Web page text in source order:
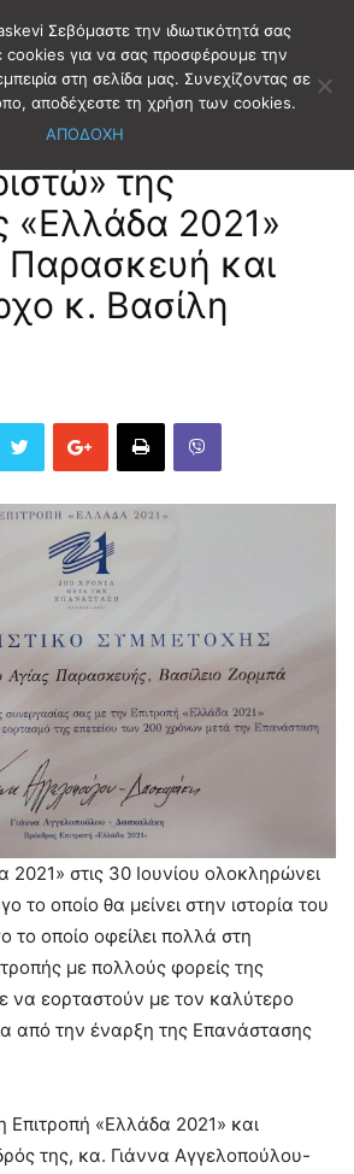
της
«Ελλάδα 2021»
Παρασκευή και
κ. Βασίλη
2021» στις 30 Ιουνίου ολοκληρώνει
το οποίο θα μείνει στην ιστορία του
το οποίο οφείλει πολλά στη
με πολλούς φορείς της
να εορταστούν με τον καλύτερο
από την έναρξη της Επανάστασης
Επιτροπή «Ελλάδα 2021» και
της, κα. Γιάννα Αγγελοπούλου-
Σεβόμαστε την ιδιωτικότητά σας
cookies για να σας προσφέρουμε την
στη σελίδα μας. Συνεχίζοντας σε
αποδέχεστε τη χρήση των cookies.
ΑΠΟΔΟΧΗ